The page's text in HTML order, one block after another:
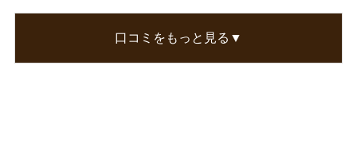
しかも、これ一本で簡単に洗髪出来るのが良いで
口コミをもっと見る▼